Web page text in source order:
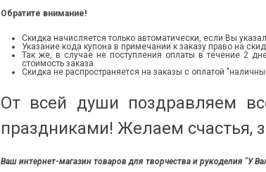
Обратите внимание!
Скидка начисляется только автоматически, если Вы
Указание кода купона в примечании к заказу право на
Так же, в случае не поступления оплаты в течение 2
стоимость заказа.
Скидка не распространяется на заказы с оплатой
От всей души поздравляем
праздниками! Желаем счастья,
Ваш интернет-магазин товаров для творчества и рукоделия "У